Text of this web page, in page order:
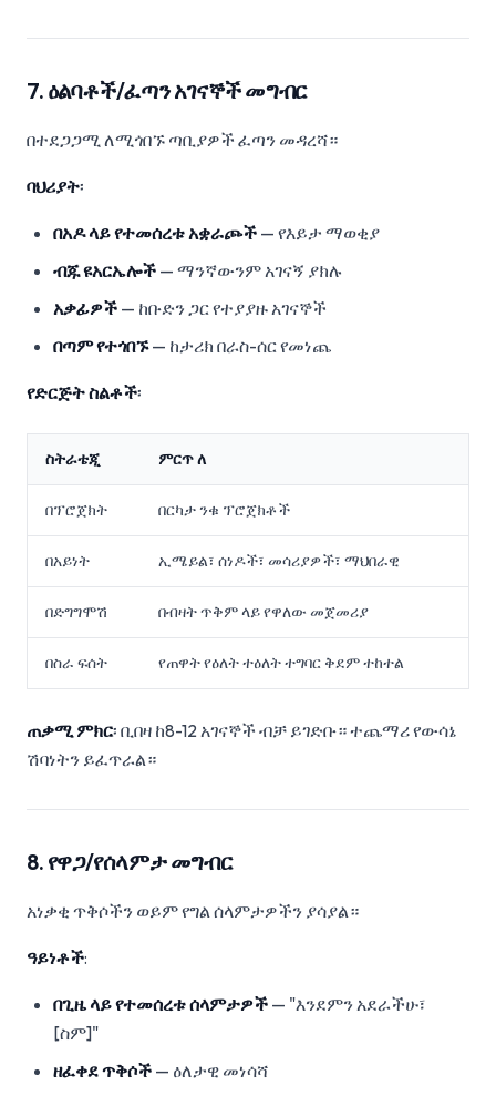
7. ዕልባቶች/ፈጣን አገናኞች መግብር
በተደጋጋሚ ለሚጎበኙ ጣቢያዎች ፈጣን መዳረሻ።
ባህሪያት፡
በአዶ ላይ የተመሰረቱ አቋራጮች — የእይታ ማወቂያ
ብጁ ዩአርኤሎች — ማንኛውንም አገናኝ ያክሉ
አቃፊዎች — ከቡድን ጋር የተያያዙ አገናኞች
በጣም የተጎበኙ— ከታሪክ በራስ-ሰር የመነጨ
የድርጅት ስልቶች፡
ስትራቴጂ ምርጥ ለ
በፕሮጀክት በርካታ ንቁ ፕሮጀክቶች
በአይነት ኢሜይል፣ ሰነዶች፣ መሳሪያዎች፣ ማህበራዊ
በድግግሞሽ በብዛት ጥቅም ላይ የዋለው መጀመሪያ
በስራ ፍሰት የጠዋት የዕለት ተዕለት ተግባር ቅደም ተከተል
ጠቃሚ ምክር፡ ቢበዛ ከ8-12 አገናኞች ብቻ ይገድቡ። ተጨማሪ የውሳኔ
ሽባነትን ይፈጥራል።
8. የዋጋ/የሰላምታ መግብር
አነቃቂ ጥቅሶችን ወይም የግል ሰላምታዎችን ያሳያል።
ዓይነቶች:
በጊዜ ላይ የተመሰረቱ ሰላምታዎች — "እንደምን አደራችሁ፣
[ስም]"
ዘፈቀደ ጥቅሶች — ዕለታዊ መነሳሻ